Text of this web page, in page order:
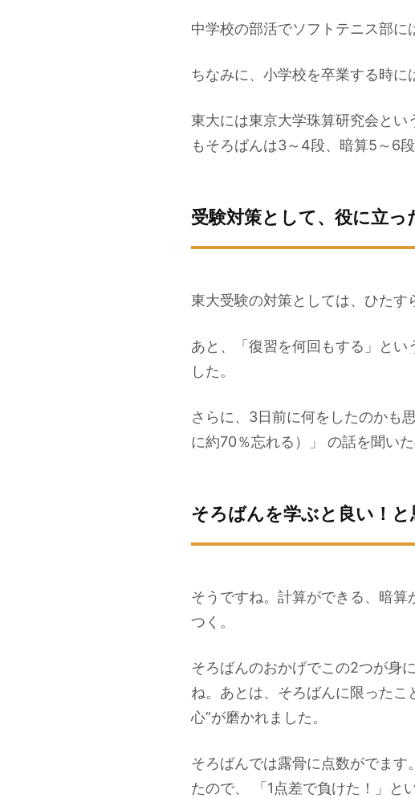
中学校の部活でソフトテニス部
ちなみに、小学校を卒業する時
東大には東京大学珠算研究会と
もそろばんは3～4段、暗算5～6段
受験対策として、役に立っ
東大受験の対策としては、ひたす
あと、「復習を何回もする」と
した。
さらに、3日前に何をしたのかも
に約70％忘れる）」 の話を聞い
そろばんを学ぶと良い！
そうですね。計算ができる、暗
つく。
そろばんのおかげでこの2つが身
ね。あとは、そろばんに限ったこ
心”が磨かれました。
そろばんでは露骨に点数がでます
たので、 「1点差で負けた！」と